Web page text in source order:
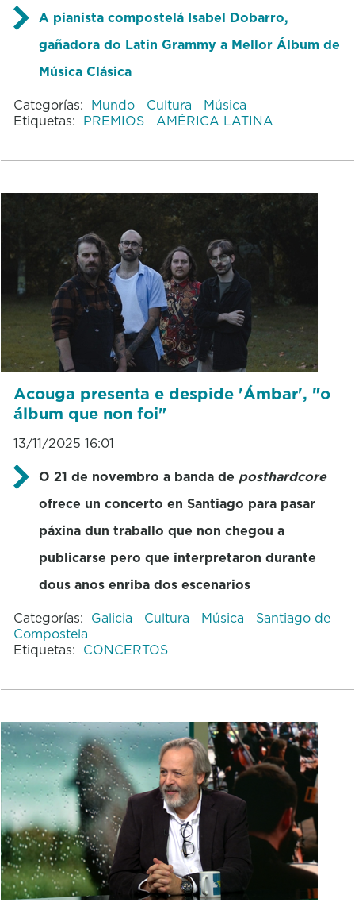
A pianista compostelá Isabel Dobarro,
gañadora do Latin Grammy a Mellor Álbum de
Música Clásica
Categorías: Mundo Cultura
Música
Etiquetas: PREMIOS AMÉRICA LATINA
Acouga presenta e despide 'Ámbar', "o
álbum que non foi"
13/11/2025 16:01
O 21 de novembro a banda de posthardcore
ofrece un concerto en Santiago para pasar
páxina dun traballo que non chegou a
publicarse pero que interpretaron durante
dous anos enriba dos escenarios
Categorías: Galicia Cultura Música
Santiago de
Compostela
Etiquetas: CONCERTOS